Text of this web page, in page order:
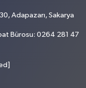
Adapazarı, Sakarya
Bürosu: 0264 281 47